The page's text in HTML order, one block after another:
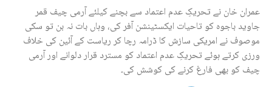
عمران خان نے تحریکِ عدم اعتماد سے بچنے کیلئے آرمی چیف قمر
جاوید باجوہ کو تاحیات ایکسٹینشن آفر کی، وہاں بات نہ بن تو سکی
موصوف نے امریکی سازش کا ڈرامہ رچا کر ریاست کے آئین کی خلاف
ورزی کرتے ہوئے تحریکِ عدم اعتماد کو مسترد قرار دلوانے اور آرمی
چیف کو بھی فارغ کرنے کی کوشش کی۔